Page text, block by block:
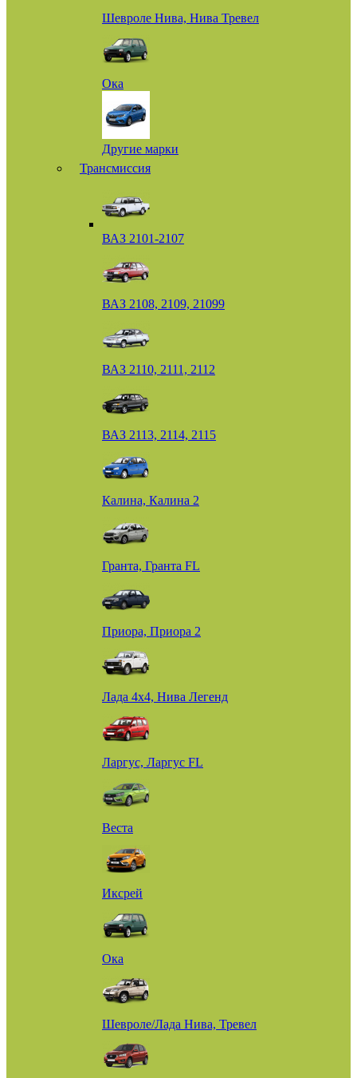
Шевроле Нива, Нива Тревел
Ока
Другие марки
Трансмиссия
ВАЗ 2101-2107
ВАЗ 2108, 2109, 21099
ВАЗ 2110, 2111, 2112
ВАЗ 2113, 2114, 2115
Калина, Калина 2
Гранта, Гранта FL
Приора, Приора 2
Лада 4х4, Нива Легенд
Ларгус, Ларгус FL
Веста
Иксрей
Ока
Шевроле/Лада Нива, Тревел